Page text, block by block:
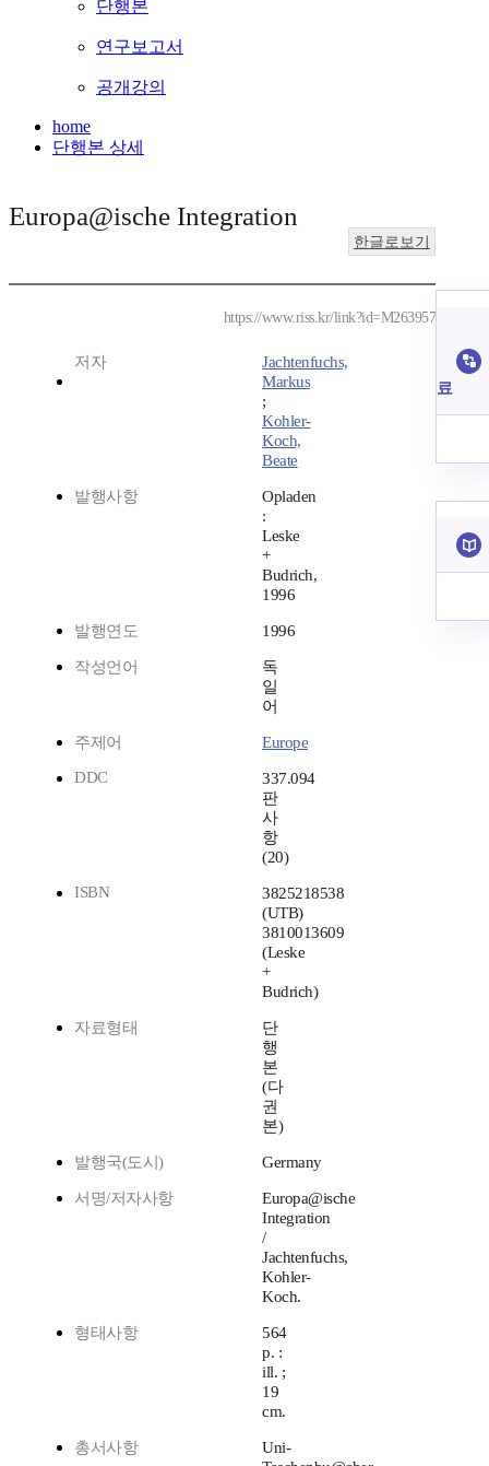
단행본
연구보고서
공개강의
home
단행본 상세
Europa@ische Integration
한글로보기
https://www.riss.kr/link?id=M263957
저자
Jachtenfuchs,
Markus
;
Kohler-
Koch,
Beate
발행사항
Opladen
:
Leske
+
Budrich,
1996
발행연도 1996
작성언어
독
일
어
주제어
Europe
DDC
337.094
판
사
항
(20)
ISBN
3825218538
(UTB)
3810013609
(Leske
+
Budrich)
자료형태
단
행
본
(다
권
본)
발행국(도시) Germany
서명/저자사항
Europa@ische
Integration
/
Jachtenfuchs,
Kohler-
Koch.
형태사항
564
p. :
ill. ;
19
cm.
총서사항
Uni-
료